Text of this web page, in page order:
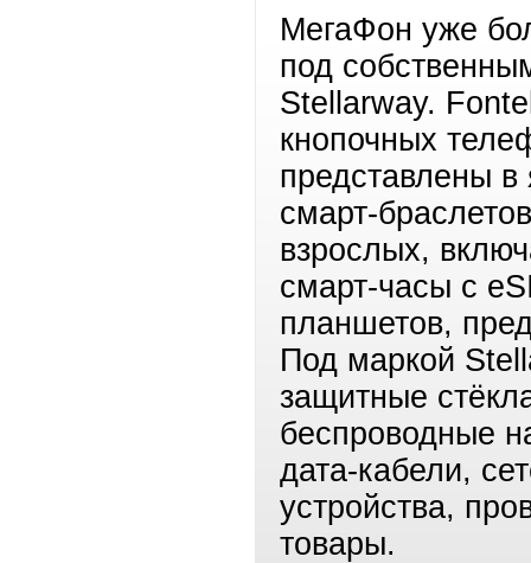
МегаФон уже
под
Stellarway.
кнопочных
представлены
взрослых,
смарт-часы с
планшетов,
Под маркой
защитные
беспроводные
дата‑кабели,
устройства,
товары.